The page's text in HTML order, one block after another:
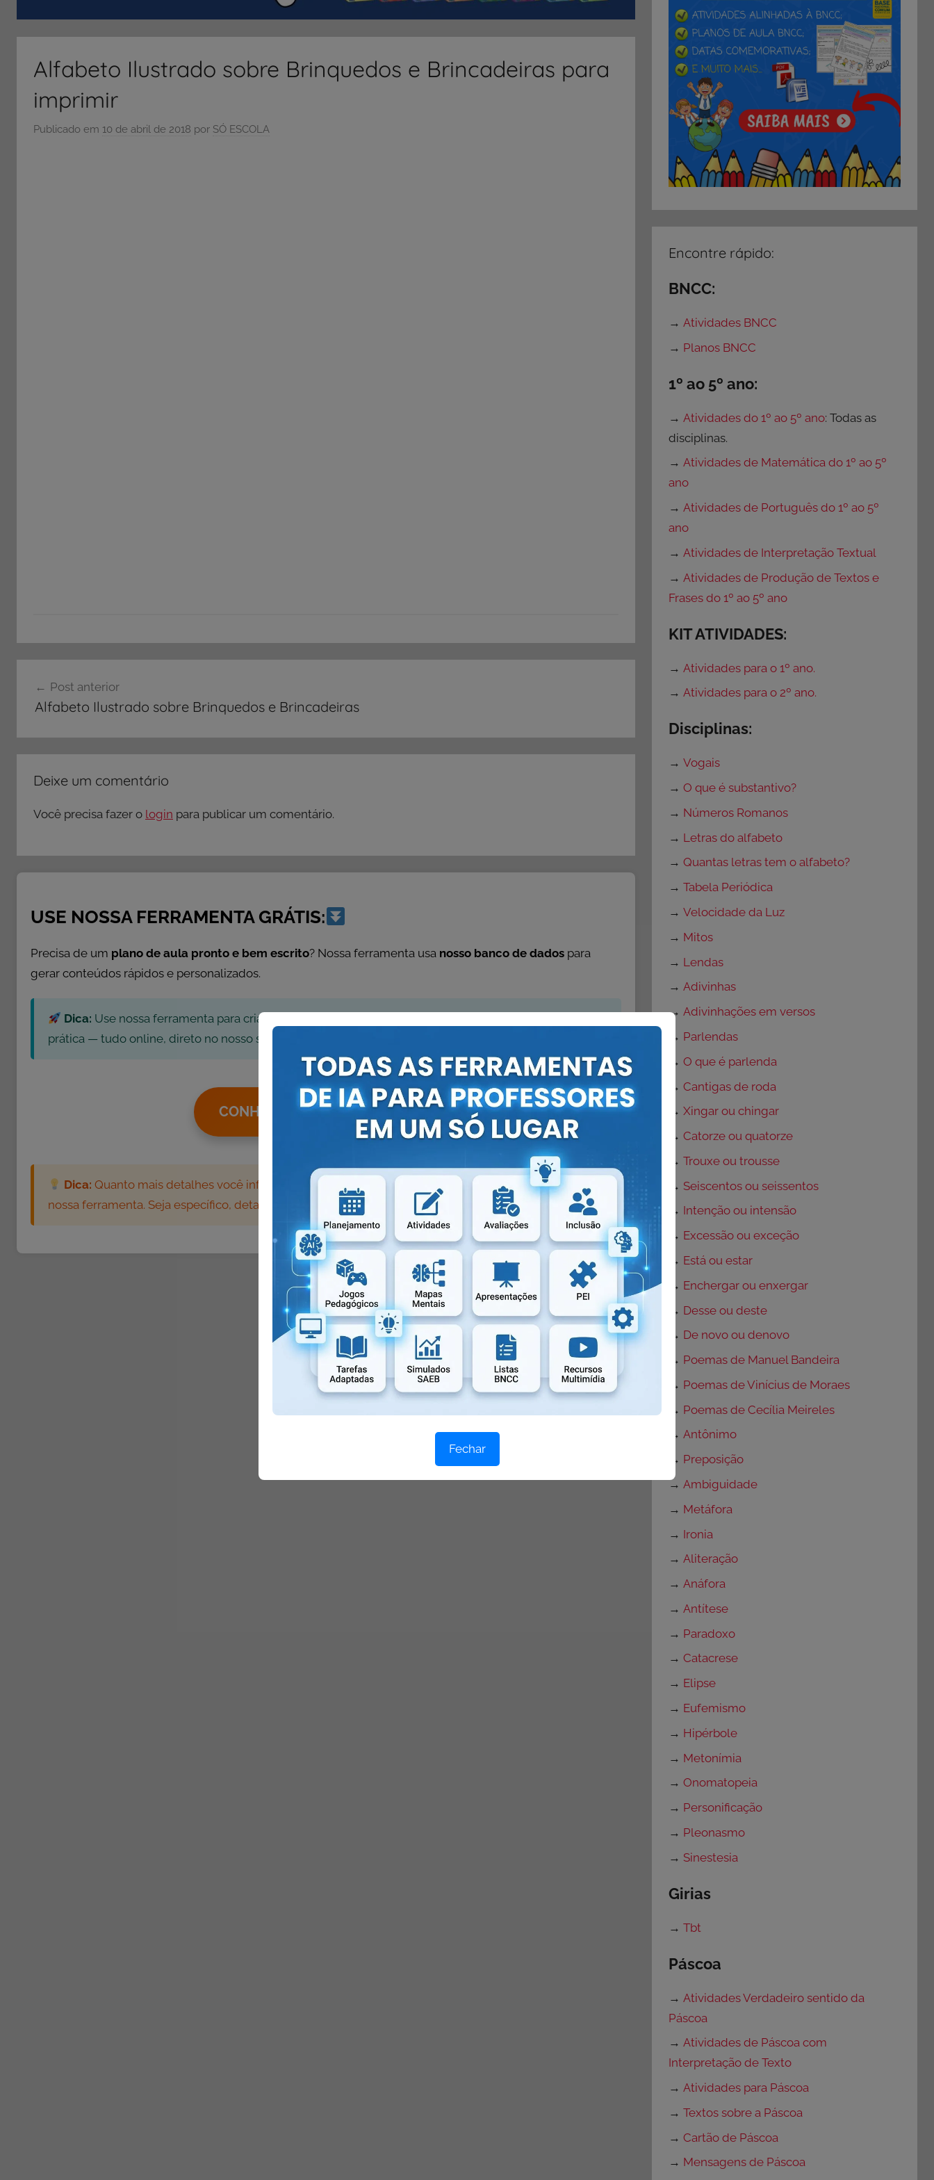
ENEM
e
cursos
grátis,
matérias
para
Alfabeto Ilustrado sobre Brinquedos e Brincadeiras para
imprimir
Publicado em 10 de abril de 2018 por SÓ ESCOLA
de
Post anterior
Alfabeto Ilustrado sobre Brinquedos e Brincadeiras
Deixe um comentário
Você precisa fazer o login para publicar um comentário.
USE NOSSA FERRAMENTA GRÁTIS:
Precisa de um plano de aula pronto e bem escrito? Nossa ferramenta usa nosso banco de dados para
gerar conteúdos rápidos e personalizados.
Dica: Use nossa ferramenta para criar planos de aula alinhados à BNCC de forma rápida, gratuita e
prática — tudo online, direto no nosso site!
×
CONHEÇA NOSSA FERRAMENTA!
Dica: Quanto mais detalhes você informar, mais precisa e personalizada será a resposta gerada pela
nossa ferramenta. Seja específico, detalhista e aproveite ao máximo a ferramenta!
Encontre rápido:
BNCC:
→Atividades BNCC
→ Planos BNCC
1º ao 5º ano:
→Atividades do 1º ao 5º ano: Todas as
disciplinas.
→Atividades de Matemática do 1º ao 5º
ano
→Atividades de Português do 1º ao 5º
ano
→Atividades de Interpretação Textual
→Atividades de Produção de Textos e
Frases do 1º ao 5º ano
KIT ATIVIDADES:
→Atividades para o 1º ano.
→Atividades para o 2º ano.
Disciplinas:
→Vogais
→O que é substantivo?
→ Números Romanos
→ Letras do alfabeto
→Quantas letras tem o alfabeto?
→Tabela Periódica
→Velocidade da Luz
→ Mitos
→ Lendas
→Adivinhas
→Adivinhações em versos
→ Parlendas
→O que é parlenda
→Cantigas de roda
→Xingar ou chingar
→Catorze ou quatorze
→Trouxe ou trousse
→ Seiscentos ou seissentos
→ Intenção ou intensão
→ Excessão ou exceção
→ Está ou estar
→ Enchergar ou enxergar
→ Desse ou deste
→ De novo ou denovo
→ Poemas de Manuel Bandeira
→ Poemas de Vinícius de Moraes
→ Poemas de Cecília Meireles
→Antônimo
→ Preposição
→Ambiguidade
→ Metáfora
→ Ironia
→Aliteração
→Anáfora
→Antítese
→ Paradoxo
→Catacrese
→ Elipse
→ Eufemismo
→ Hipérbole
→ Metonímia
→Onomatopeia
→ Personificação
→ Pleonasmo
→ Sinestesia
Girias
→Tbt
Páscoa
→Atividades Verdadeiro sentido da
Páscoa
→Atividades de Páscoa com
Interpretação de Texto
→Atividades para Páscoa
→Textos sobre a Páscoa
→Cartão de Páscoa
→ Mensagens de Páscoa
Fechar